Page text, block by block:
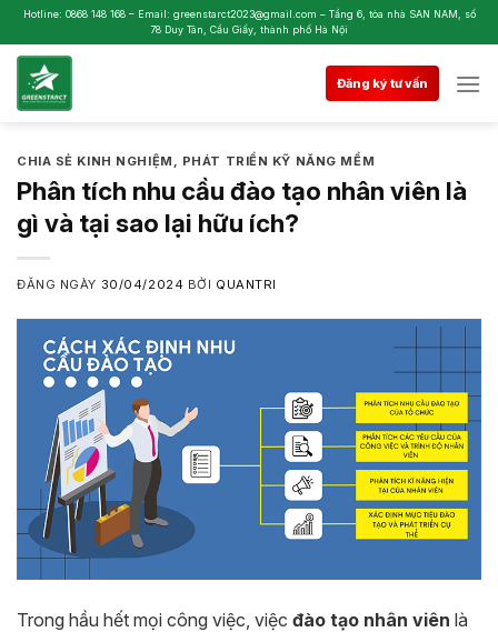
Skip
to
content
Hotline: 0868 148 168 – Email: greenstarct2023@gmail.com – Tầng 6, tòa nhà SAN NAM, số
78 Duy Tân, Cầu Giấy, thành phố Hà Nội
Đăng ký tư vấn
CHIA SẺ KINH NGHIỆM , PHÁT TRIỂN KỸ NĂNG MỀM
Phân tích nhu cầu đào tạo nhân viên là
gì và tại sao lại hữu ích?
ĐĂNG NGÀY 30/04/2024 BỞI QUANTRI
Trong hầu hết mọi công việc, việc đào tạo nhân viên là